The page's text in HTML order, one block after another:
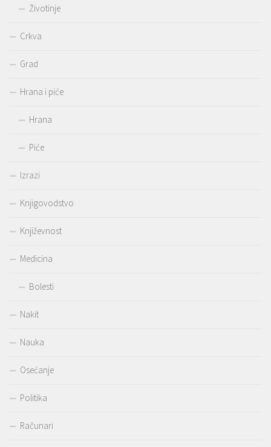
Životinje
Crkva
Grad
Hrana i piće
Hrana
Piće
Izrazi
Knjigovodstvo
Književnost
Medicina
Bolesti
Nakit
Nauka
Osećanje
Politika
Računari